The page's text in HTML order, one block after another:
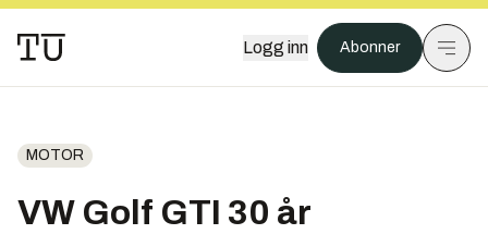
Logg inn Abonner
MOTOR
VW Golf GTI 30 år